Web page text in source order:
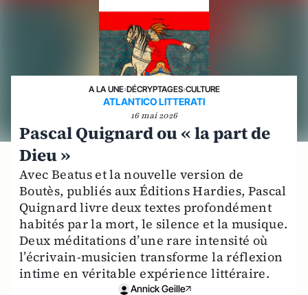
A LA UNE›DÉCRYPTAGES›CULTURE
ATLANTICO LITTERATI
16 mai 2026
Pascal Quignard ou « la part de
Dieu »
Avec Beatus et la nouvelle version de
Boutès, publiés aux Éditions Hardies, Pascal
Quignard livre deux textes profondément
habités par la mort, le silence et la musique.
Deux méditations d’une rare intensité où
l’écrivain-musicien transforme la réflexion
intime en véritable expérience littéraire.
Annick Geille